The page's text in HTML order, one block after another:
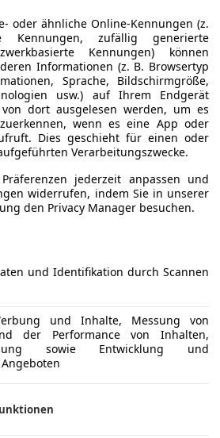
als dreitürige als auch als
beide in ihren Abmessungen
bietet lediglich den
einem Softtop ausgestattet, das
werden kann. Der Dieselmotor
enthalten und als drei- sowie
gewesen. DieDX-Version
, einen Drehzahlmesser,
in der Mittelkonsole.
allerdings die Servolenkung,
noch leichter bewegen lässt. Eine
1998 gebauten Exemplare, die ein
besitzen. Daneben gibt es
Variante, die keine Türen
besitzt. Darüber hinaus
den Kotflügeln verbreitert.
der Preis für die Basisversion des
12.495 Euro, während die
rund 14.995 Euro kostete. Da
neu zu kaufen gibt, muss sich
umgesehen werden,
oder ähnliche Online-Kennungen (z.
Kennungen, zufällig generierte
Kennungen) können
Informationen (z. B. Browsertyp
Sprache, Bildschirmgröße,
usw.) auf Ihrem Endgerät
dort ausgelesen werden, um es
wenn es eine App oder
Dies geschieht für einen oder
Verarbeitungszwecke.
jederzeit anpassen und
widerrufen, indem Sie in unserer
den Privacy Manager besuchen.
und Identifikation durch Scannen
und Inhalte, Messung von
der Performance von Inhalten,
sowie Entwicklung und